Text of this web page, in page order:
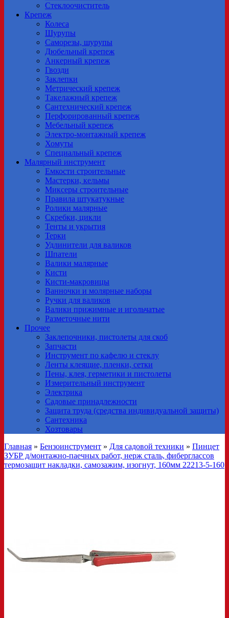
Стеклоочиститель
Крепеж
Колеса
Шурупы
Саморезы, шурупы
Дюбельный крепеж
Анкерный крепеж
Гвозди
Заклепки
Метрический крепеж
Tакелажный крепеж
Сантехнический крепеж
Перфорированный крепеж
Мебельный крепеж
Электро-монтажный крепеж
Хомуты
Специальный крепеж
Малярный инструмент
Емкости строительные
Мастерки, кельмы
Миксеры строительные
Правила штукатукные
Ролики малярные
Скребки, цикли
Тенты и укрытия
Терки
Удлинители для валиков
Шпатели
Валики малярные
Кисти
Кисти-макровицы
Ванночки и молярные наборы
Ручки для валиков
Валики прижимные и игольчатые
Разметочные нити
Прочее
Заклепочники, пистолеты для скоб
Запчасти
Инструмент по кафелю и стеклу
Ленты клеящие, пленки, сетки
Пены, клея, герметики и пистолеты
Измерительный инструмент
Электрика
Садовые принадлежности
Защита труда (средства индивидуальной защиты)
Сантехника
Хозтовары
Главная » Бензоинструмент » Для садовой техники » Пинцет
ЗУБР д/монтажно-паечных работ, нерж сталь, фиберглассов
термозащит накладки, самозажим, изогнут, 160мм 22213-5-160